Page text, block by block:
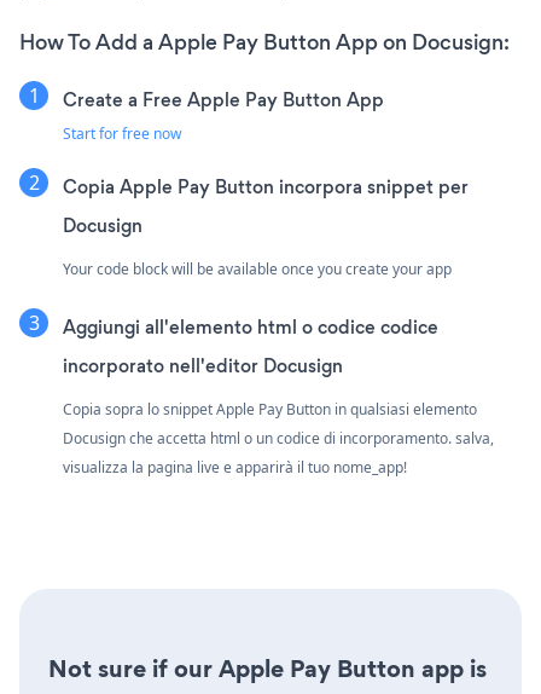
How To Add a Apple Pay Button App on Docusign:
Create a Free Apple Pay Button App
Start for free now
Copia Apple Pay Button incorpora snippet per
Docusign
Your code block will be available once you create your app
Aggiungi all'elemento html o codice codice
incorporato nell'editor Docusign
Copia sopra lo snippet Apple Pay Button in qualsiasi elemento
Docusign che accetta html o un codice di incorporamento. salva,
visualizza la pagina live e apparirà il tuo nome_app!
Not sure if our Apple Pay Button app is